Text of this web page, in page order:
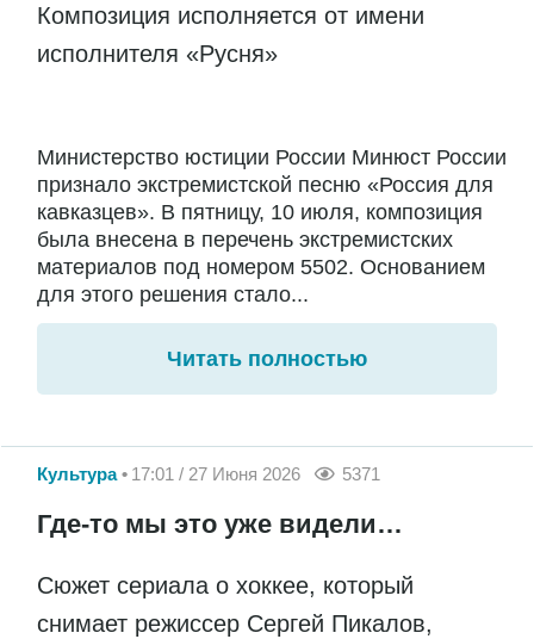
Композиция исполняется от имени
исполнителя «Русня»
Министерство юстиции России Минюст России
признало экстремистской песню «Россия для
кавказцев». В пятницу, 10 июля, композиция
была внесена в перечень экстремистских
материалов под номером 5502. Основанием
для этого решения стало...
Читать полностью
Культура 17:01 / 27 Июня 2026 5371
Где-то мы это уже видели…
Сюжет сериала о хоккее, который
снимает режиссер Сергей Пикалов,